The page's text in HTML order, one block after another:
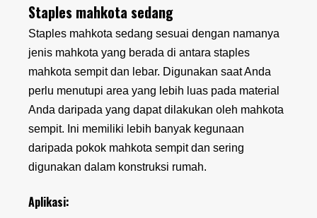
Staples mahkota sedang
Staples mahkota sedang sesuai dengan namanya
jenis mahkota yang berada di antara staples
mahkota sempit dan lebar. Digunakan saat Anda
perlu menutupi area yang lebih luas pada material
Anda daripada yang dapat dilakukan oleh mahkota
sempit. Ini memiliki lebih banyak kegunaan
daripada pokok mahkota sempit dan sering
digunakan dalam konstruksi rumah.
Aplikasi: